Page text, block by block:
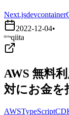
Next.jsdevcontainer
2022-12-04•
qiita
AWS 無料
対にお金を
AWSTypeScript